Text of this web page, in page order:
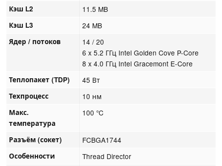
Кэш L2 11.5 MB
Кэш L3 24 MB
Ядер / потоков
14 / 20
6 x 5.2 ГГц Intel Golden Cove P-Core
8 x 4.0 ГГц Intel Gracemont E-Core
Теплопакет (TDP) 45 Вт
Техпроцесс 10 нм
Макс.
температура
100 °C
Разъём (сокет) FCBGA1744
Особенности Thread Director